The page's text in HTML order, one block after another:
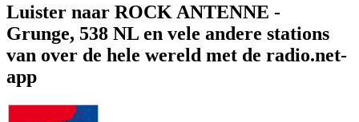
Luister naar ROCK ANTENNE -
Grunge, 538 NL en vele andere stations
van over de hele wereld met de radio.net-
app